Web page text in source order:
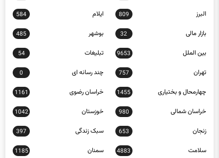
البرز 809 ایلام 584
بازار مالی 32 بوشهر 485
بین الملل 9653 تبلیغات 54
تهران 757 چند رسانه ای 0
چهارمحال و بختیاری 1455 خراسان رضوی 1161
خراسان شمالی 980 خوزستان 1042
زنجان 653 سبک زندگی 397
سلامت 4883 سمنان 1185